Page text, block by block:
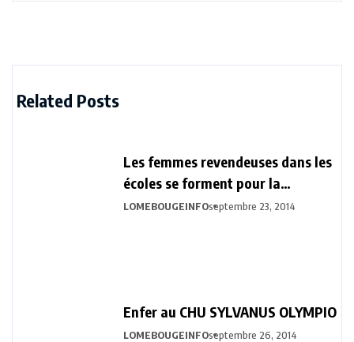
Related Posts
Les femmes revendeuses dans les
écoles se forment pour la
prévention d’ébola
LOMEBOUGEINFOseptembre 23, 2014
Enfer au CHU SYLVANUS OLYMPIO
LOMEBOUGEINFOseptembre 26, 2014